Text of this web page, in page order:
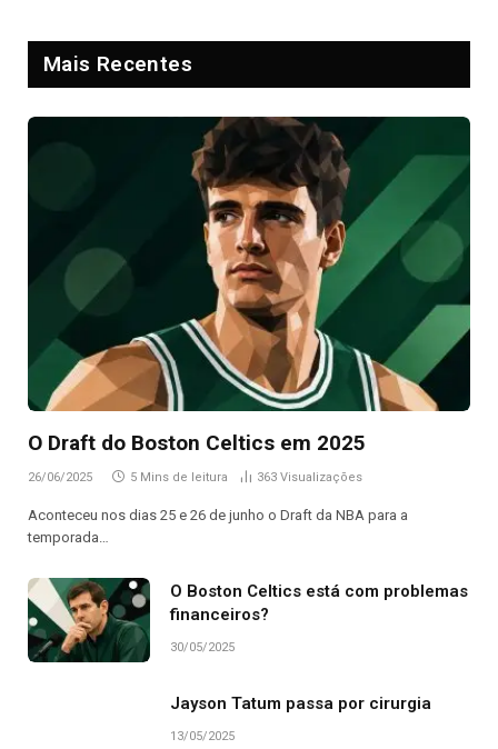
Mais Recentes
O Draft do Boston Celtics em 2025
26/06/2025 5 Mins de leitura 363 Visualizações
Aconteceu nos dias 25 e 26 de junho o Draft da NBA para a
temporada…
O Boston Celtics está com problemas
financeiros?
30/05/2025
Jayson Tatum passa por cirurgia
13/05/2025